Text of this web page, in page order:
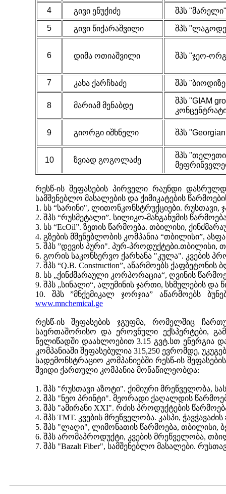
4
გივი ენუქიძე შპს "მარელი"
5
გივი წიქარაშვილი შპს "
6 დიმა ოთიაშვილი შპს "ჯეო-
7 კახა ქარჩხაძე შპს "
8 მარიამ მენაბდე
შპს "GIAM
9 გიორგი იშხნელი შპს
10 ზვიად გოგოლაძე
შპს "
რესწ-ის შეფასების პირველი რაუნდი
სამშენებლო მასალების და ქიმიკატების
1. სს “სარინი", ლითონკონსტრუქციები. რუსთავი,
2. შპს “რუსმეტალი”. სილიკო-მანგანუმის
3. სს “EcOil”. ზეთის წარმოება. თბილისი,
4. გზების მშენებლობის კომპანია “თბილისი”,
5. შპს ”დევის პური". პურ-პროდუქტები.თბილისი,
6. გორის საკონსერვო ქარხანა "კულა". კვების
7. შპს “Q.B. Construction”, აწარმოებს
8. სს „ქინძმარაული კორპორაცია“, ღვინის
9. შპს „სინალი“, ალუმინის ჯართი, სხმულების და
10. შპს ”მნქემიკალ ჯორჯია” აწარმოებს
www.mnchemical.ge
რესწ-ის შეფასების ჯგუფმა, რომელშიც
საერთაშორისო და ეროვნული ექსპერტები,
წელიწადში დაახლოებით 3.15 გვტ.სთ ენერგია
კომპანიაში შეფასებულია 315,250 ევრომდე,
სადემონსტრაციო კომპანიებში რესწ-ის
შვიდი ქართული კომპანია მონაწილეობდა:
1. შპს "რუსთავი აზოტი". ქიმიური მრეწველობა,
2. შპს "ნეო პრინტი". მეორადი ქაღალდის
3. შპს "ამირანი XXI". რძის პროდუქტების
4. შპს TMT. კვების მრეწველობა. კასპი, ჭავჭავაძის
5. შპს "ლაღი", ლიმონათის წარმოება, თბილისი,
6. შპს არომაპროდუქტი, კვების მრეწველობა,
7. შპს "Bazalt Fiber", სამშენებლო მასალები.